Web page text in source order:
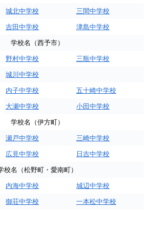
城北中学校 三間中学校
吉田中学校 津島中学校
学校名（西予市）
野村中学校 三瓶中学校
城川中学校
内子中学校 五十崎中学校
大瀬中学校 小田中学校
学校名（伊方町）
瀬戸中学校 三崎中学校
広見中学校 日吉中学校
校名（松野町・愛南町）
内海中学校 城辺中学校
御荘中学校 一本松中学校